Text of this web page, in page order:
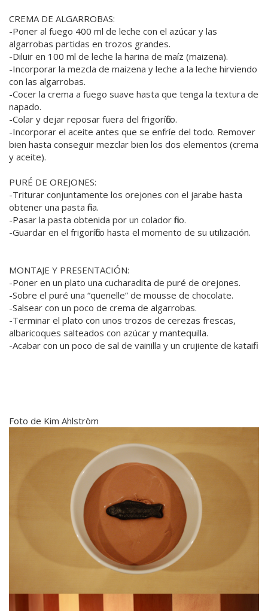
CREMA DE ALGARROBAS:
-Poner al fuego 400 ml de leche con el azúcar y las
algarrobas partidas en trozos grandes.
-Diluir en 100 ml de leche la harina de maíz (maizena).
-Incorporar la mezcla de maizena y leche a la leche hirviendo
con las algarrobas.
-Cocer la crema a fuego suave hasta que tenga la textura de
napado.
-Colar y dejar reposar fuera del frigorífico.
-Incorporar el aceite antes que se enfríe del todo. Remover
bien hasta conseguir mezclar bien los dos elementos (crema
y aceite).
PURÉ DE OREJONES:
-Triturar conjuntamente los orejones con el jarabe hasta
obtener una pasta fina.
-Pasar la pasta obtenida por un colador fino.
-Guardar en el frigorífico hasta el momento de su utilización.
MONTAJE Y PRESENTACIÓN:
-Poner en un plato una cucharadita de puré de orejones.
-Sobre el puré una “quenelle” de mousse de chocolate.
-Salsear con un poco de crema de algarrobas.
-Terminar el plato con unos trozos de cerezas frescas,
albaricoques salteados con azúcar y mantequilla.
-Acabar con un poco de sal de vainilla y un crujiente de kataifi.
Foto de Kim Ahlström